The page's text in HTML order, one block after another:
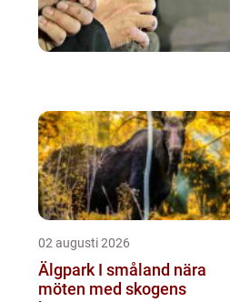
02 augusti 2026
Älgpark I småland nära
möten med skogens